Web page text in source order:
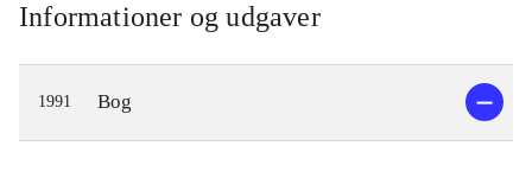
Informationer og udgaver
1991 Bog